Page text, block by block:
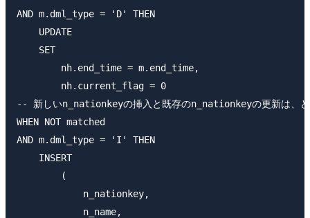
AND m.dml_type = 'D' THEN
    UPDATE
    SET
        nh.end_time = m.end_time,
        nh.current_flag = 0
-- 新しいn_nationkeyの挿入と既存のn_nationkeyの更新は、ど
WHEN NOT matched
AND m.dml_type = 'I' THEN
    INSERT
        (
            n_nationkey,
            n_name,